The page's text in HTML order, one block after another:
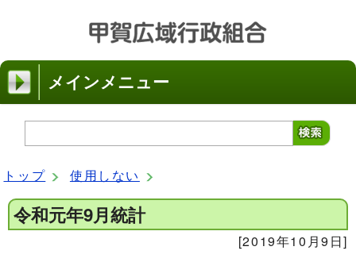
メインメニュー
トップ 使用しない
令和元年9月統計
[2019年10月9日]